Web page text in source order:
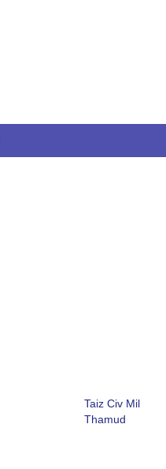
Taiz Civ Mil
Thamud